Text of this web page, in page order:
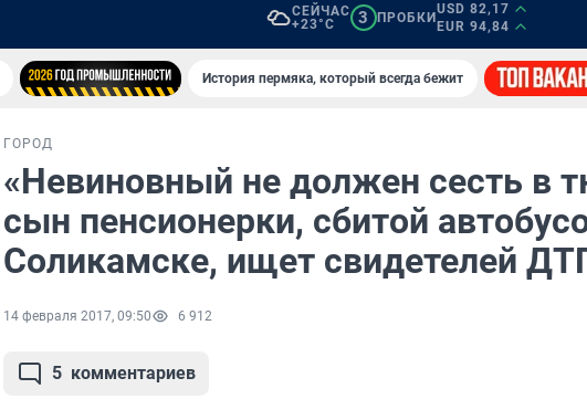
СЕЙЧАС
+23°C
3 ПРОБКИ
USD 82,17
EUR 94,84
История пермяка, который всегда бежит
ГОРОД
«Невиновный не должен сесть в
сын пенсионерки, сбитой
Соликамске, ищет свидетелей
14 февраля 2017, 09:50 6 912
5 комментариев